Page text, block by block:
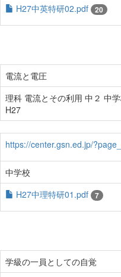
H27中英特研02.pdf 20
電流と電圧
理科 電流とその利用 中２ 中
H27
https://center.gsn.ed.jp/
中学校
H27中理特研01.pdf 7
学級の一員としての自覚